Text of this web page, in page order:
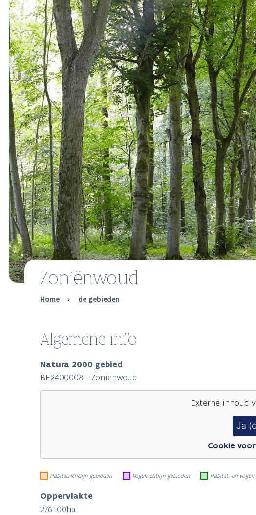
Zoniënwoud
Breadcrumb
Home de gebieden
Algemene info
Natura 2000 gebied
BE2400008 - Zoniënwoud
Externe inhoud
Ja
Cookie
Habitatrichtlijn gebieden Vogelrichtlijn gebieden Habitat- en
Oppervlakte
2761.00ha